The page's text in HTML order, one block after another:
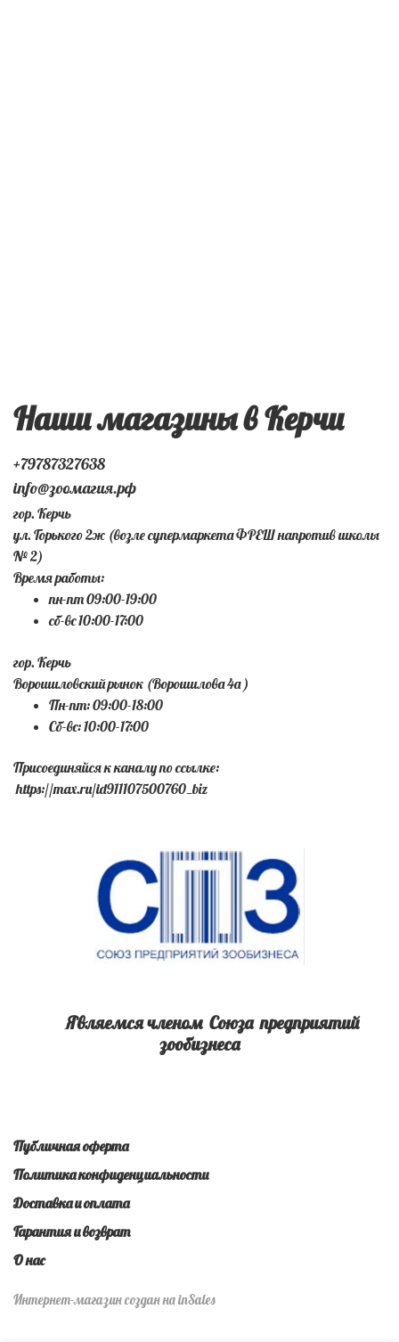
Наши магазины в Керчи
+79787327638
info@зоомагия.рф
гор. Керчь
ул. Горького 2ж (возле супермаркета ФРЕШ напротив школы
№ 2)
Время работы:
пн-пт 09:00-19:00
сб-вс 10:00-17:00
гор. Керчь
Ворошиловский рынок (Ворошилова 4а )
Пн-пт: 09:00-18:00
Сб-вс: 10:00-17:00
Присоединяйся к каналу по ссылке:
https://max.ru/id911107500760_biz
Являемся членом Союза предприятий
зообизнеса
Публичная оферта
Политика конфиденциальности
Доставка и оплата
Гарантия и возврат
О нас
Интернет-магазин создан на inSales